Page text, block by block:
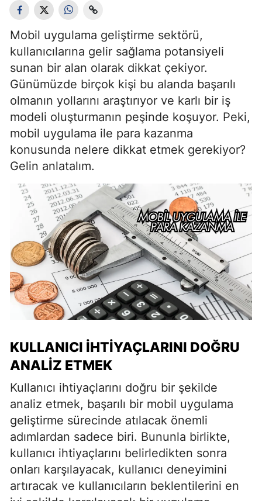
Mobil uygulama geliştirme sektörü,
kullanıcılarına gelir sağlama potansiyeli
sunan bir alan olarak dikkat çekiyor.
Günümüzde birçok kişi bu alanda başarılı
olmanın yollarını araştırıyor ve karlı bir iş
modeli oluşturmanın peşinde koşuyor. Peki,
mobil uygulama ile para kazanma
konusunda nelere dikkat etmek gerekiyor?
Gelin anlatalım.
KULLANICI İHTIYAÇLARINI DOĞRU
ANALIZ ETMEK
Kullanıcı ihtiyaçlarını doğru bir şekilde
analiz etmek, başarılı bir mobil uygulama
geliştirme sürecinde atılacak önemli
adımlardan sadece biri. Bununla birlikte,
kullanıcı ihtiyaçlarını belirledikten sonra
onları karşılayacak, kullanıcı deneyimini
artıracak ve kullanıcıların beklentilerini en